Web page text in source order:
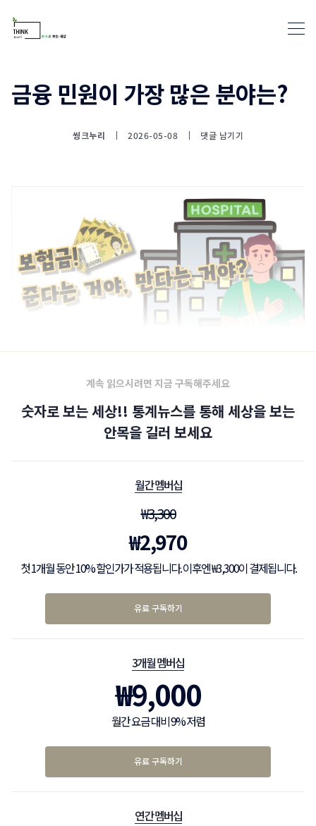
금융 민원이 가장 많은 분야는?
씽크누리 2026-05-08 댓글 남기기
계속 읽으시려면 지금 구독해주세요
숫자로 보는 세상!! 통계뉴스를 통해 세상을 보는
안목을 길러 보세요
월간 멤버십
₩3,300
₩2,970
첫 1개월 동안 10% 할인가가 적용됩니다. 이후엔 ₩3,300이 결제됩니다.
유료 구독하기
3개월 멤버십
₩9,000
월간 요금 대비 9% 저렴
유료 구독하기
연간 멤버십